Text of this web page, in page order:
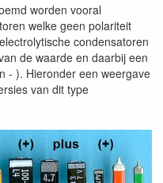
worden vooral
welke geen polariteit
condensatoren
de waarde en daarbij een
- ). Hieronder een weergave
van dit type